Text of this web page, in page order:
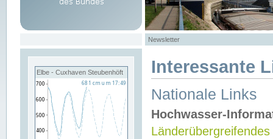
Newsletter
Elbe - Cuxhaven Steubenhöft Interessante
Nationale Links
Hochwasser-